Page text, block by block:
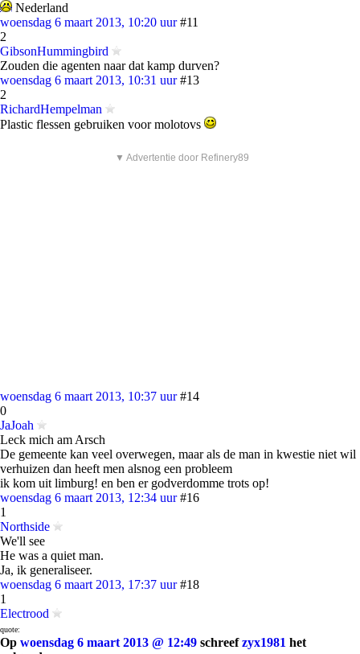
Nederland
woensdag 6 maart 2013, 10:20 uur #11
2
GibsonHummingbird
Zouden die agenten naar dat kamp durven?
woensdag 6 maart 2013, 10:31 uur #13
2
RichardHempelman
Plastic flessen gebruiken voor molotovs
▼ Advertentie door Refinery89
woensdag 6 maart 2013, 10:37 uur #14
0
JaJoah
Leck mich am Arsch
De gemeente kan veel overwegen, maar als de man in kwestie niet wil
verhuizen dan heeft men alsnog een probleem
ik kom uit limburg! en ben er godverdomme trots op!
woensdag 6 maart 2013, 12:34 uur #16
1
Northside
We'll see
He was a quiet man.
Ja, ik generaliseer.
woensdag 6 maart 2013, 17:37 uur #18
1
Electrood
quote:
Op woensdag 6 maart 2013 @ 12:49 schreefzyx1981 het